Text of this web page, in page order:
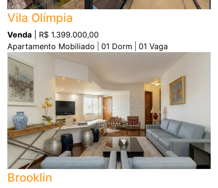
Vila Olímpia
Venda | R$ 1.399.000,00
Apartamento Mobiliado
01 Dorm 01 Vaga
Brooklin